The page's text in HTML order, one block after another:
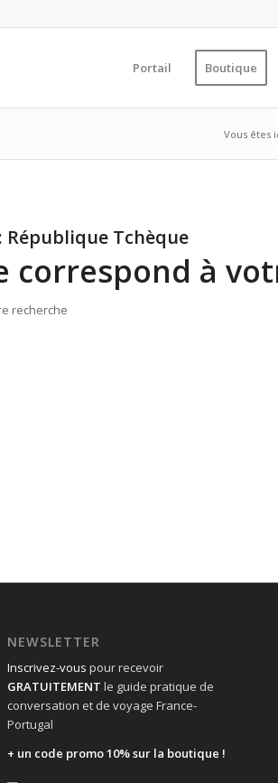
Portail Boutique
Vous êtes
République Tchèque
correspond à
recherche
NEWSLETTER
Inscrivez-vous pour recevoir
GRATUITEMENT le guide pratique de
conversation et de voyage France-
Portugal
+ un code promo 10% sur la boutique !